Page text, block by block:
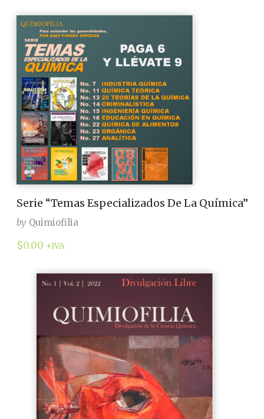
Serie “Temas Especializados De La Química”
by Quimiofilia
$0.00 +IVA